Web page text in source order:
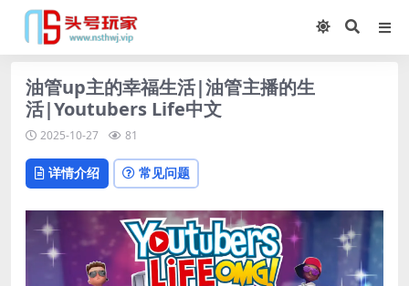
油管up主的幸福生活|油管主播的生
活|Youtubers Life中文
2025-10-27 81
详情介绍 常见问题